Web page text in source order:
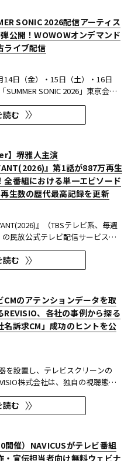
SONIC 2026配信アーティス
公開！WOWOWオンデマンド
ライブ配信
14日（金）・15日（土）・16日
SUMMER SONIC 2026」東京会場
セから、マリンステージ、マウン
シフィックステージの模様を、3
独占ライブ配信する。 今回、配信
読む
】堺雅人主演
』第1話が887万再生
全番組における単一エピソード
生数の歴代最高記録を更新
』（TBSテレビ系、毎週
民放公式テレビ配信サービス
間再生数が887万（※1）を突破し
再生数は配信開始日と配信終了...
読む
CMのアテンションデータを取
REVISIO、各社の事例から探る
名訴求CM」成功のヒントを公
を設置し、テレビスクリーンの
株式会社は、独自の視聴態勢
CMを分析した結果を公開した。
量データで分析! 「新社名」認知
ング×クリエイティブ5分類で徹...
読む
開催）NAVICUSがテレビ番組
・宣伝担当者向け無料ウェビナ